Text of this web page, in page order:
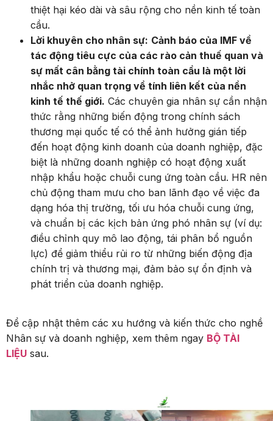
thiệt hại kéo dài và sâu rộng cho nền kinh tế toàn
cầu.
Lời khuyên cho nhân sự: Cảnh báo của IMF về
tác động tiêu cực của các rào cản thuế quan và
sự mất cân bằng tài chính toàn cầu là một lời
nhắc nhở quan trọng về tính liên kết của nền
kinh tế thế giới. Các chuyên gia nhân sự cần nhận
thức rằng những biến động trong chính sách
thương mại quốc tế có thể ảnh hưởng gián tiếp
đến hoạt động kinh doanh của doanh nghiệp, đặc
biệt là những doanh nghiệp có hoạt động xuất
nhập khẩu hoặc chuỗi cung ứng toàn cầu. HR nên
chủ động tham mưu cho ban lãnh đạo về việc đa
dạng hóa thị trường, tối ưu hóa chuỗi cung ứng,
và chuẩn bị các kịch bản ứng phó nhân sự (ví dụ:
điều chỉnh quy mô lao động, tái phân bổ nguồn
lực) để giảm thiểu rủi ro từ những biến động địa
chính trị và thương mại, đảm bảo sự ổn định và
phát triển của doanh nghiệp.
Để cập nhật thêm các xu hướng và kiến thức cho nghề
Nhân sự và doanh nghiệp, xem thêm ngay BỘ TÀI
LIỆU sau.